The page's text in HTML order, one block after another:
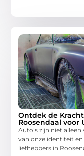
Ontdek de
Roosendaal voor
Auto’s zijn niet
van onze identiteit en
liefhebbers in